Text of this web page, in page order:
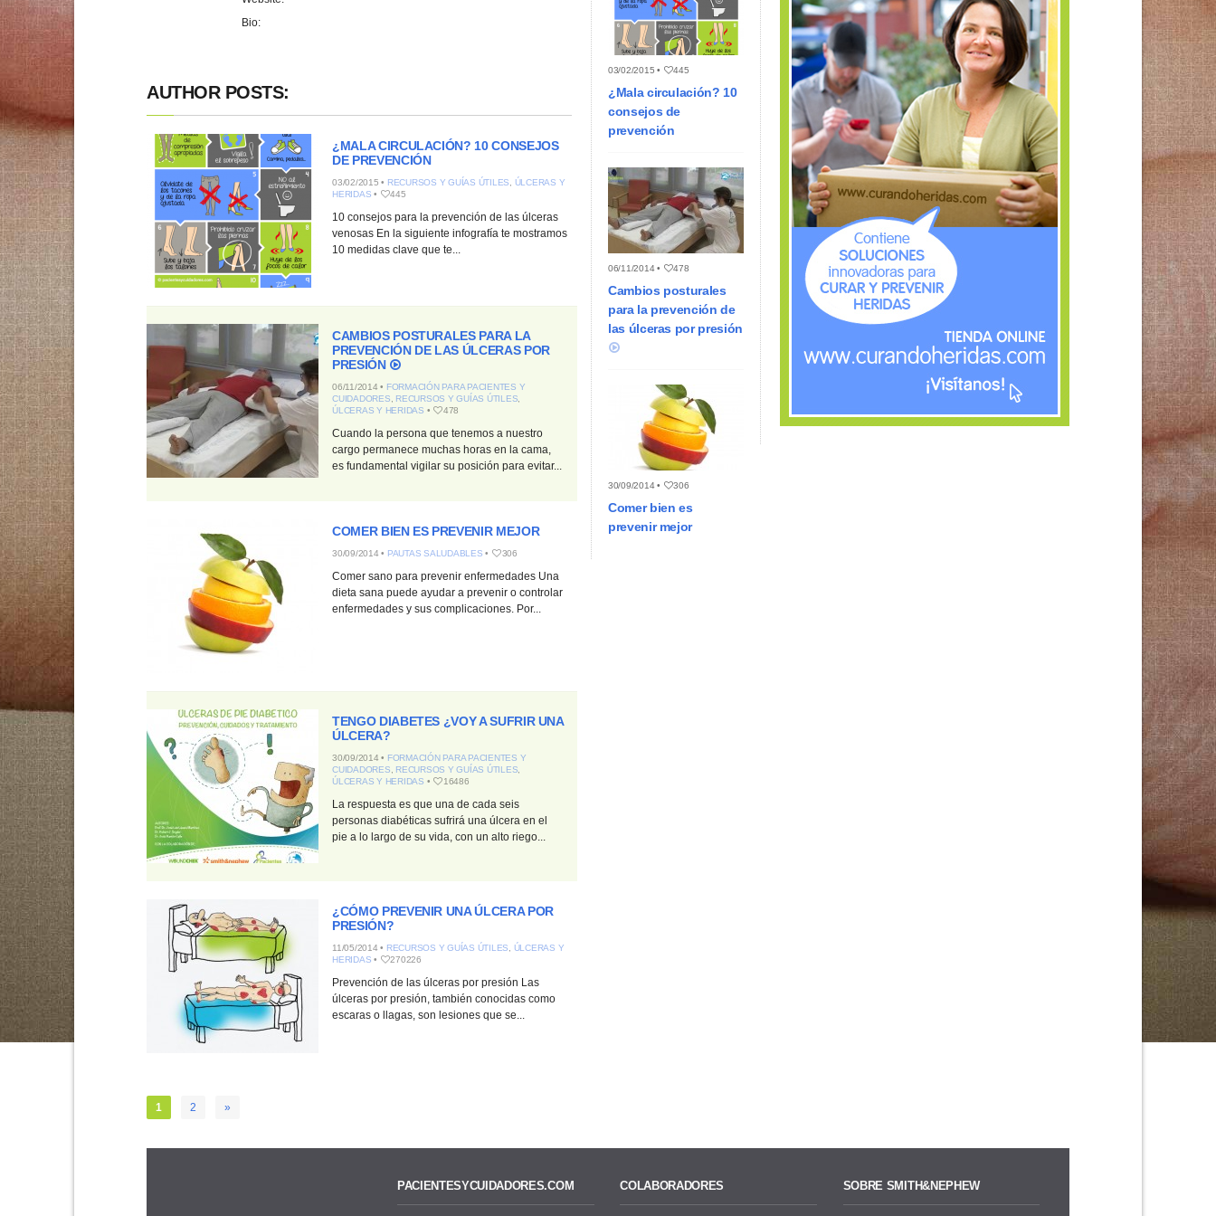
Bio:
AUTHOR POSTS:
¿MALA CIRCULACIÓN? 10 CONSEJOS
DE PREVENCIÓN
03/02/2015 • RECURSOS Y GUÍAS ÚTILES, ÚLCERAS Y
HERIDAS • 445
10 consejos para la prevención de las úlceras
venosas En la siguiente infografía te mostramos
10 medidas clave que te...
CAMBIOS POSTURALES PARA LA
PREVENCIÓN DE LAS ÚLCERAS POR
PRESIÓN
06/11/2014 • FORMACIÓN PARA PACIENTES Y
CUIDADORES, RECURSOS Y GUÍAS ÚTILES,
ÚLCERAS Y HERIDAS • 478
Cuando la persona que tenemos a nuestro
cargo permanece muchas horas en la cama,
es fundamental vigilar su posición para evitar...
COMER BIEN ES PREVENIR MEJOR
30/09/2014 • PAUTAS SALUDABLES • 306
Comer sano para prevenir enfermedades Una
dieta sana puede ayudar a prevenir o controlar
enfermedades y sus complicaciones. Por...
TENGO DIABETES ¿VOY A SUFRIR UNA
ÚLCERA?
30/09/2014 • FORMACIÓN PARA PACIENTES Y
CUIDADORES, RECURSOS Y GUÍAS ÚTILES,
ÚLCERAS Y HERIDAS • 16486
La respuesta es que una de cada seis
personas diabéticas sufrirá una úlcera en el
pie a lo largo de su vida, con un alto riego...
¿CÓMO PREVENIR UNA ÚLCERA POR
PRESIÓN?
11/05/2014 • RECURSOS Y GUÍAS ÚTILES, ÚLCERAS Y
HERIDAS • 270226
Prevención de las úlceras por presión Las
úlceras por presión, también conocidas como
escaras o llagas, son lesiones que se...
1 2 »
03/02/2015 • 445
¿Mala circulación? 10
consejos de
prevención
06/11/2014 • 478
Cambios posturales
para la prevención de
las úlceras por presión
30/09/2014 • 306
Comer bien es
prevenir mejor
PACIENTESYCUIDADORES.COM COLABORADORES SOBRE SMITH&NEPHEW